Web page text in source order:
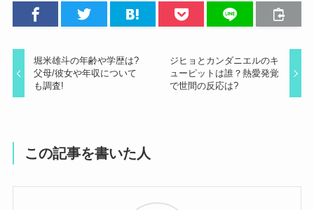
堀米雄斗の年齢や学歴は?
父母/彼女や年収について
も調査!
ジヒョとカンダニエルのキ
ューピットは誰？熱愛発覚
で世間の反応は?
この記事を書いた人